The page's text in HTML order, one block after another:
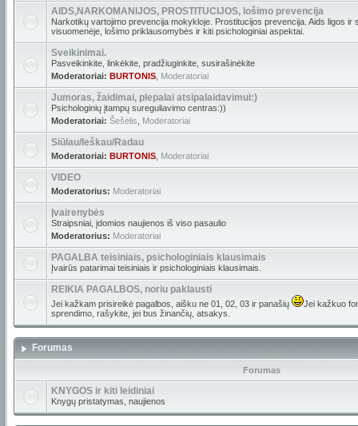
AIDS,NARKOMANIJOS, PROSTITUCIJOS, lošimo prevencija
Narkotikų vartojimo prevencija mokykloje. Prostitucijos prevencija. Aids ligos ir
visuomenėje, lošimo priklausomybės ir kiti psichologiniai aspektai.
Sveikinimai.
Pasveikinkite, linkėkite, pradžiuginkite, susirašinėkite
Moderatoriai: BURTONIS Moderatoriai
Jumoras, žaidimai, plepalai atsipalaidavimui:)
Psichologinių įtampų sureguliavimo centras:))
Moderatoriai: Šešėlis Moderatoriai
Siūlau/Ieškau/Radau
Moderatoriai: BURTONIS Moderatoriai
VIDEO
Moderatorius: Moderatoriai
Įvairenybės
Straipsniai, įdomios naujienos iš viso pasaulio
Moderatorius: Moderatoriai
PAGALBA teisiniais, psichologiniais klausimais
Įvairūs patarimai teisiniais ir psichologiniais klausimais.
REIKIA PAGALBOS, noriu paklausti
Jei kažkam prisireikė pagalbos, aišku ne 01, 02, 03 ir panašių
Jei kažkuo
sprendimo, rašykite, jei bus žinančių, atsakys.
Forumas
Forumas
KNYGOS ir kiti leidiniai
Knygų pristatymas, naujienos